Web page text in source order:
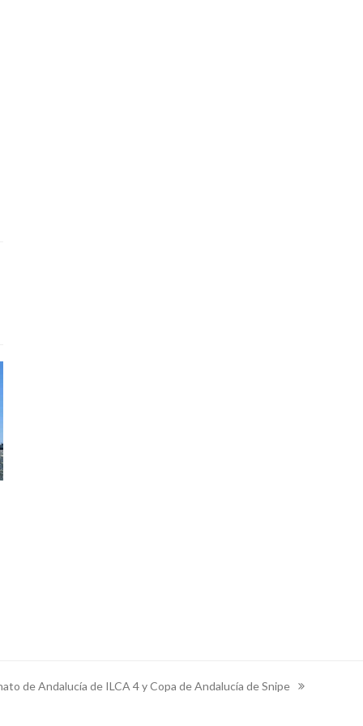
de Andalucía de ILCA 4 y Copa de Andalucía de Snipe